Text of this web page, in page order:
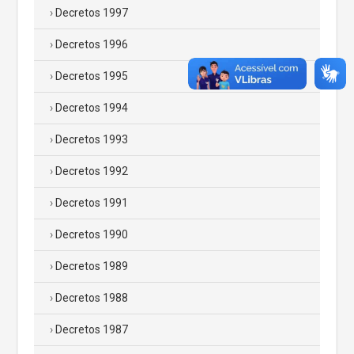
Decretos 1997
Decretos 1996
Decretos 1995
Decretos 1994
Decretos 1993
Decretos 1992
Decretos 1991
Decretos 1990
Decretos 1989
Decretos 1988
Decretos 1987